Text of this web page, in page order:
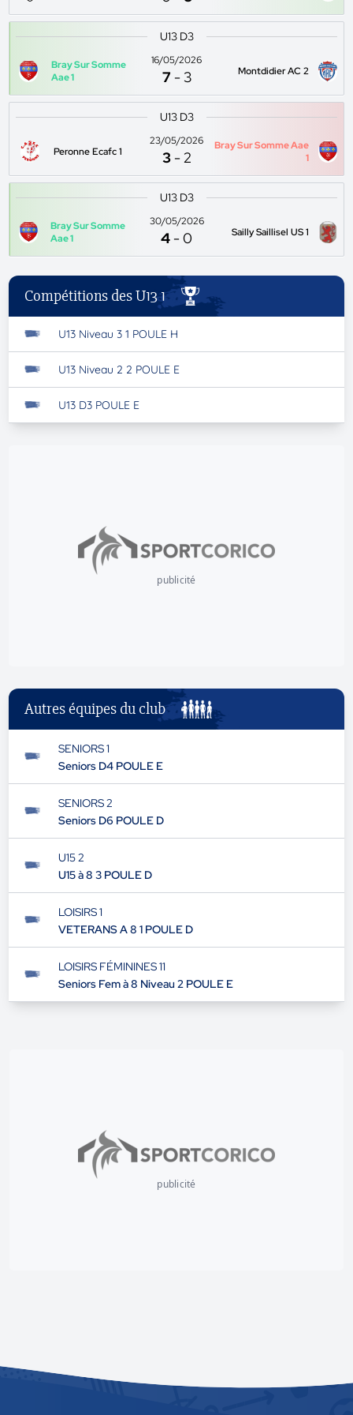
U13 D3
Bray Sur Somme
Aae 1
16/05/2026
7 - 3 Montdidier AC 2
U13 D3
Peronne Ecafc 1
23/05/2026
3 -2
Bray Sur Somme Aae
1
U13 D3
Bray Sur Somme
Aae 1
30/05/2026
4 -0 Sailly Saillisel US 1
Compétitions des U13 1
U13 Niveau 3 1 POULE H
U13 Niveau 2 2 POULE E
U13 D3 POULE E
publicité
Autres équipes du club
SENIORS 1
Seniors D4 POULE E
SENIORS 2
Seniors D6 POULE D
U15 2
U15 à 8 3 POULE D
LOISIRS 1
VETERANS A 8 1 POULE D
LOISIRS FÉMININES 11
Seniors Fem à 8 Niveau 2 POULE E
publicité